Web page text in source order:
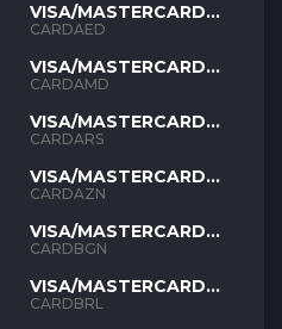
VISA/MASTERCARD
AED
CARDAED
VISA/MASTERCARD
AMD
CARDAMD
VISA/MASTERCARD
ARS
CARDARS
VISA/MASTERCARD
AZN
CARDAZN
VISA/MASTERCARD
BGN
CARDBGN
VISA/MASTERCARD
BRL
CARDBRL